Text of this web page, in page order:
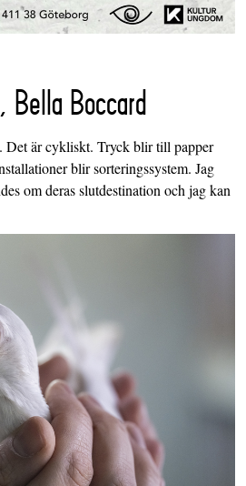
Bella Boccard
Det är cykliskt. Tryck blir till papper
blir sorteringssystem. Jag
om deras slutdestination och jag kan